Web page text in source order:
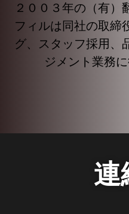
２００３年の（有）
フィルは同社の取締
グ、スタッフ採用、
ジメント業務
連